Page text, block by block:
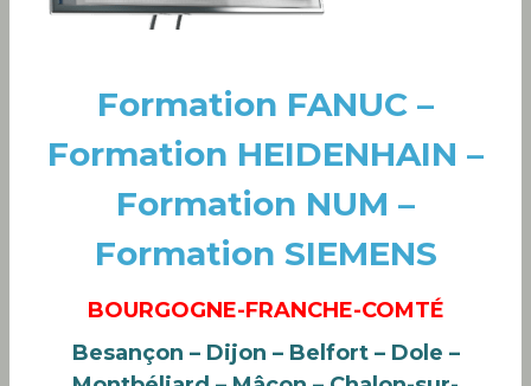
Formation FANUC –
Formation HEIDENHAIN –
Formation NUM –
Formation SIEMENS
BOURGOGNE-FRANCHE-COMTÉ
Besançon – Dijon – Belfort – Dole –